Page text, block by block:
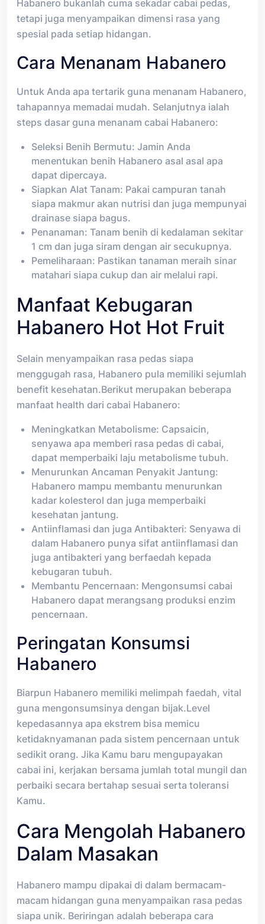
Habanero bukanlah cuma sekadar cabai pedas,
tetapi juga menyampaikan dimensi rasa yang
spesial pada setiap hidangan.
Cara Menanam Habanero
Untuk Anda apa tertarik guna menanam Habanero,
tahapannya memadai mudah. Selanjutnya ialah
steps dasar guna menanam cabai Habanero:
Seleksi Benih Bermutu: Jamin Anda
menentukan benih Habanero asal asal apa
dapat dipercaya.
Siapkan Alat Tanam: Pakai campuran tanah
siapa makmur akan nutrisi dan juga mempunyai
drainase siapa bagus.
Penanaman: Tanam benih di kedalaman sekitar
1 cm dan juga siram dengan air secukupnya.
Pemeliharaan: Pastikan tanaman meraih sinar
matahari siapa cukup dan air melalui rapi.
Manfaat Kebugaran
Habanero Hot Hot Fruit
Selain menyampaikan rasa pedas siapa
menggugah rasa, Habanero pula memiliki sejumlah
benefit kesehatan.Berikut merupakan beberapa
manfaat health dari cabai Habanero:
Meningkatkan Metabolisme: Capsaicin,
senyawa apa memberi rasa pedas di cabai,
dapat memperbaiki laju metabolisme tubuh.
Menurunkan Ancaman Penyakit Jantung:
Habanero mampu membantu menurunkan
kadar kolesterol dan juga memperbaiki
kesehatan jantung.
Antiinflamasi dan juga Antibakteri: Senyawa di
dalam Habanero punya sifat antiinflamasi dan
juga antibakteri yang berfaedah kepada
kebugaran tubuh.
Membantu Pencernaan: Mengonsumsi cabai
Habanero dapat merangsang produksi enzim
pencernaan.
Peringatan Konsumsi
Habanero
Biarpun Habanero memiliki melimpah faedah, vital
guna mengonsumsinya dengan bijak.Level
kepedasannya apa ekstrem bisa memicu
ketidaknyamanan pada sistem pencernaan untuk
sedikit orang. Jika Kamu baru mengupayakan
cabai ini, kerjakan bersama jumlah total mungil dan
perbaiki secara bertahap sesuai serta toleransi
Kamu.
Cara Mengolah Habanero
Dalam Masakan
Habanero mampu dipakai di dalam bermacam-
macam hidangan guna menyampaikan rasa pedas
siapa unik. Beriringan adalah beberapa cara